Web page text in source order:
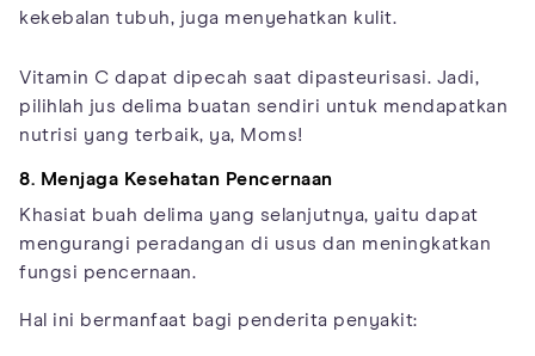
kekebalan tubuh, juga menyehatkan kulit.
Vitamin C dapat dipecah saat dipasteurisasi. Jadi,
pilihlah jus delima buatan sendiri untuk mendapatkan
nutrisi yang terbaik, ya, Moms!
8. Menjaga Kesehatan Pencernaan
Khasiat buah delima yang selanjutnya, yaitu dapat
mengurangi peradangan di usus dan meningkatkan
fungsi pencernaan.
Hal ini bermanfaat bagi penderita penyakit: